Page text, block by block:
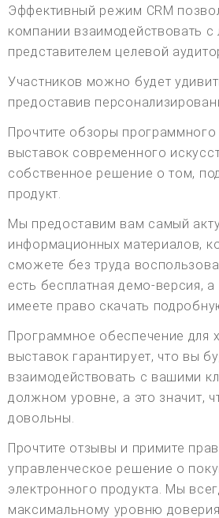
Эффективный режим CRM
компании взаимодействовать
представителем целевой
Участников можно будет
предоставив
Прочтите обзоры программного
выставок современного
собственное решение о том,
продукт.
Мы предоставим вам самый
информационных материалов,
сможете без труда
есть бесплатная демо-версия,
имеете право скачать
Программное обеспечение для
выставок гарантирует, что вы
взаимодействовать с вашими
должном уровне, а это значит,
довольны.
Прочтите отзывы и примите
управленческое решение о
электронного продукта. Мы
максимальному уровню